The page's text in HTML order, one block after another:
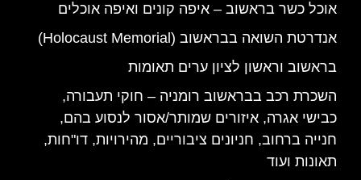
אוכל כשר בראשוב – איפה קונים ואיפה אוכלים
אנדרטת השואה בבראשוב (Holocaust Memorial)
בראשוב וראשון לציון ערים תאומות
השכרת רכב בבראשוב רומניה – חוקי תעבורה,
כבישי אגרה, איזורים שמותר/אסור לנסוע בהם,
חנייה ברחוב, חניונים ציבוריים, מהירויות, דו"חות,
תאונות ועוד